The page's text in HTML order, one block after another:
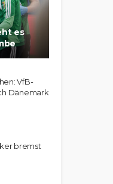
es
VfB-
Dänemark
bremst